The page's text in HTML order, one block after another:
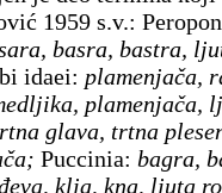
1959 s.v.:
basra, bastra,
idaei: plamenjača,
plamenjača,
glava, trtna
Puccinia: bagra,
klja, kna, ljuta